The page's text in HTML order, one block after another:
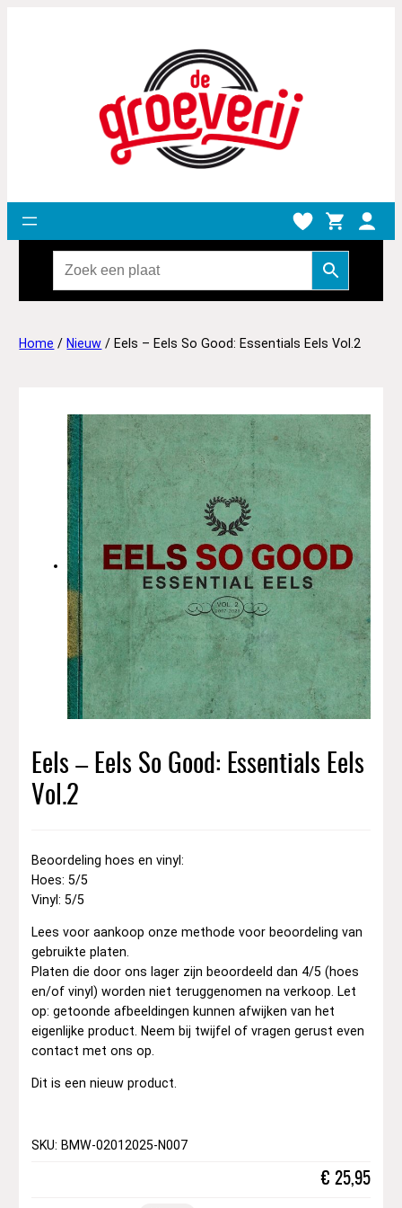
Home / Nieuw / Eels – Eels So Good: Essentials Eels Vol.2
Eels – Eels So Good: Essentials Eels
Vol.2
Beoordeling hoes en vinyl:
Hoes: 5/5
Vinyl: 5/5
Lees voor aankoop onze methode voor beoordeling van
gebruikte platen.
Platen die door ons lager zijn beoordeeld dan 4/5 (hoes
en/of vinyl) worden niet teruggenomen na verkoop. Let
op: getoonde afbeeldingen kunnen afwijken van het
eigenlijke product. Neem bij twijfel of vragen gerust even
contact met ons op.
Dit is een nieuw product.
SKU: BMW-02012025-N007
€ 25,95